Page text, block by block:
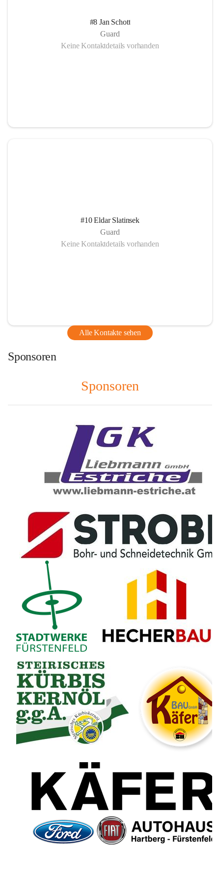
#8 Jan Schott
Guard
Keine Kontaktdetails vorhanden
#10 Eldar Slatinsek
Guard
Keine Kontaktdetails vorhanden
Alle Kontakte sehen
Sponsoren
Sponsoren